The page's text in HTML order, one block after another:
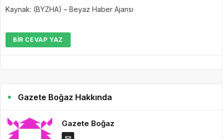
Kaynak: (BYZHA) – Beyaz Haber Ajansı
BIR CEVAP YAZ
Gazete Boğaz Hakkında
Gazete Boğaz